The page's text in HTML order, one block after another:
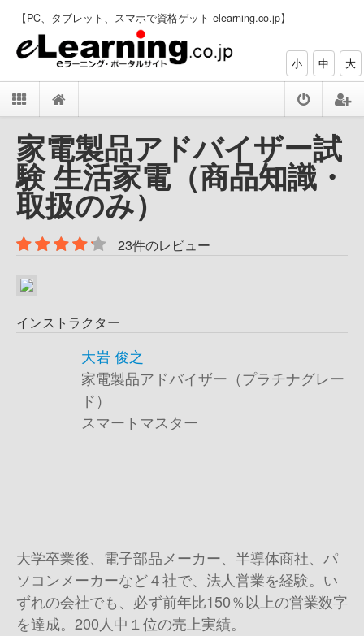
【PC、タブレット、スマホで資格ゲット elearning.co.jp】
小 中 大
家電製品アドバイザー試
験 生活家電（商品知識・
取扱のみ）
23件のレビュー
インストラクター
大岩 俊之
家電製品アドバイザー（プラチナグレー
ド）
スマートマスター
大学卒業後、電子部品メーカー、半導体商社、パ
ソコンメーカーなど４社で、法人営業を経験。い
ずれの会社でも、必ず前年比150％以上の営業数字
を達成。200人中１位の売上実績。